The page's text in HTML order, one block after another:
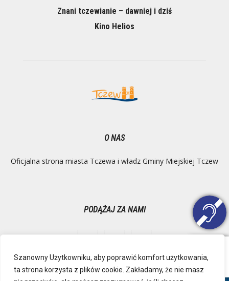
Szanowny Użytkowniku, aby poprawić komfort użytkowania,
ta strona korzysta z plików cookie. Zakładamy, że nie masz
Znani tczewianie – dawniej i dziś
Kino Helios
O NAS
Oficjalna strona miasta Tczewa i władz Gminy Miejskiej Tczew
PODĄŻAJ ZA NAMI
Ochrona danych osobowych Inspektor Danych Osobowych